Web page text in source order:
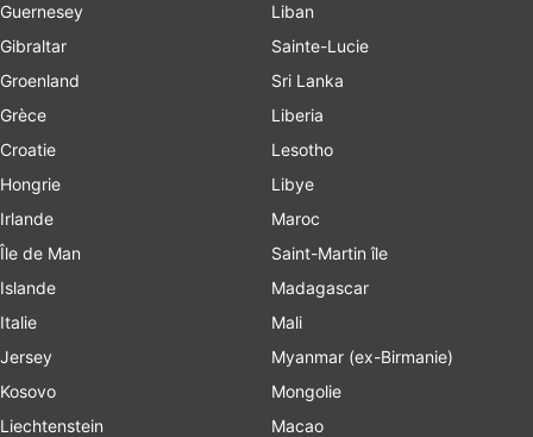
Guernesey
Gibraltar
Groenland
Grèce
Croatie
Hongrie
Irlande
Île de Man
Islande
Italie
Jersey
Kosovo
Liechtenstein
Liban
Sainte-Lucie
Sri Lanka
Liberia
Lesotho
Libye
Maroc
Saint-Martin île
Madagascar
Mali
Myanmar (ex-Birmanie)
Mongolie
Macao